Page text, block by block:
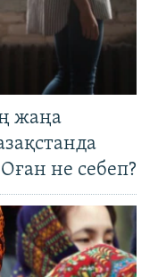
жаңа
не себеп?